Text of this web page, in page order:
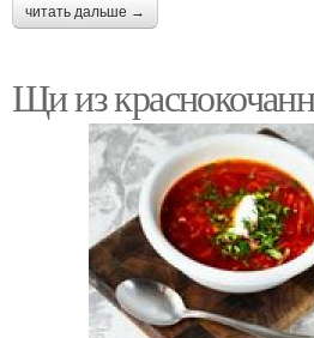
читать дальше →
Щи из